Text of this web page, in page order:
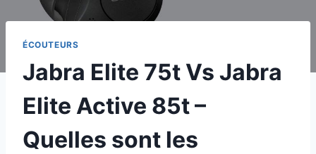
ÉCOUTEURS
Jabra Elite 75t Vs Jabra
Elite Active 85t –
Quelles sont les